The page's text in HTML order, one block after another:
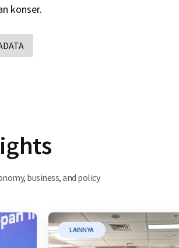
konser.
business, and policy.
LAINNYA